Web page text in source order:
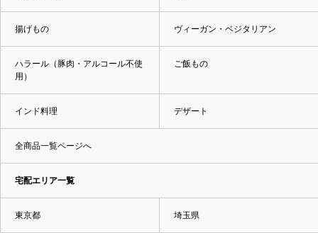
揚げもの ヴィーガン・ベジタリアン
ハラール（豚肉・アルコール不使
用）
ご飯もの
インド料理 デザート
全商品一覧ページへ
宅配エリア一覧
東京都 埼玉県